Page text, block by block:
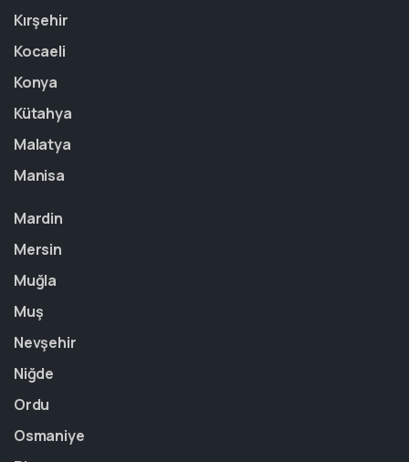
Kırşehir
Kocaeli
Konya
Kütahya
Malatya
Manisa
Mardin
Mersin
Muğla
Muş
Nevşehir
Niğde
Ordu
Osmaniye